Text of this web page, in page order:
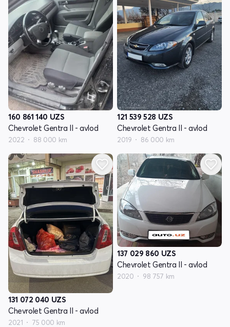
160 861 140 UZS
Chevrolet Gentra II - avlod
2022 88 000 km
121 539 528 UZS
Chevrolet Gentra II - avlod
2019 86 000 km
131 072 040 UZS
Chevrolet Gentra II - avlod
2021 75 000 km
137 029 860 UZS
Chevrolet Gentra II - avlod
2020 98 757 km